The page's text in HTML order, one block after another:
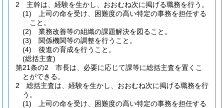
2
主幹は、経験を生かし、おおむね次に掲げる職務を行う。
(1)
上司の命を受け、困難度の高い特定の事務を担任する
こと。
(2)
業務改善等の組織の課題解決を図ること。
(3)
関係機関等の調整を行うこと。
(4)
後進の育成を行うこと。
(総括主査)
第21条の2
市長は、必要に応じて課等に総括主査を置くこ
とができる。
2
総括主査は、経験を生かし、おおむね次に掲げる職務を行
う。
(1)
上司の命を受け、困難度の高い特定の事務を担任する